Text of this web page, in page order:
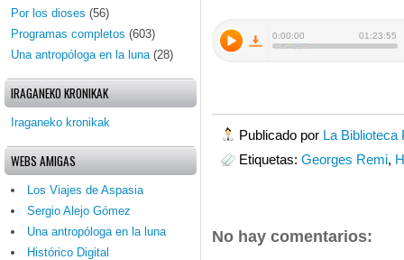
Publicado por La Biblioteca
Etiquetas: Georges Remi,
No hay comentarios:
Por los dioses (56)
Programas completos (603)
Una antropóloga en la luna (28)
IRAGANEKO KRONIKAK
Iraganeko kronikak
WEBS AMIGAS
Los Viajes de Aspasia
Sergio Alejo Gómez
Una antropóloga en la luna
Histórico Digital